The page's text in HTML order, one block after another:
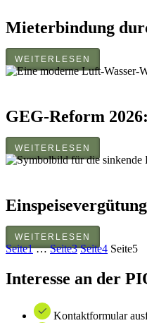
Mieterbindung
WEITERLESEN
GEG-Reform
WEITERLESEN
WEITERLESEN
Seite1 … Seite3 Seite4 Seite5
Interesse an der
Kontaktformular